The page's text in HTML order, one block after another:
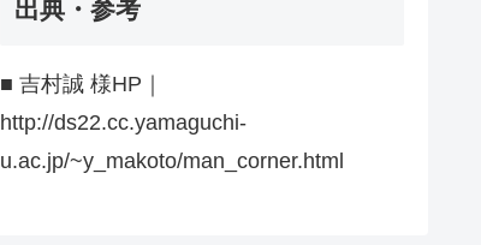
出典・参考
■ 吉村誠 様HP｜
http://ds22.cc.yamaguchi-
u.ac.jp/~y_makoto/man_corner.html